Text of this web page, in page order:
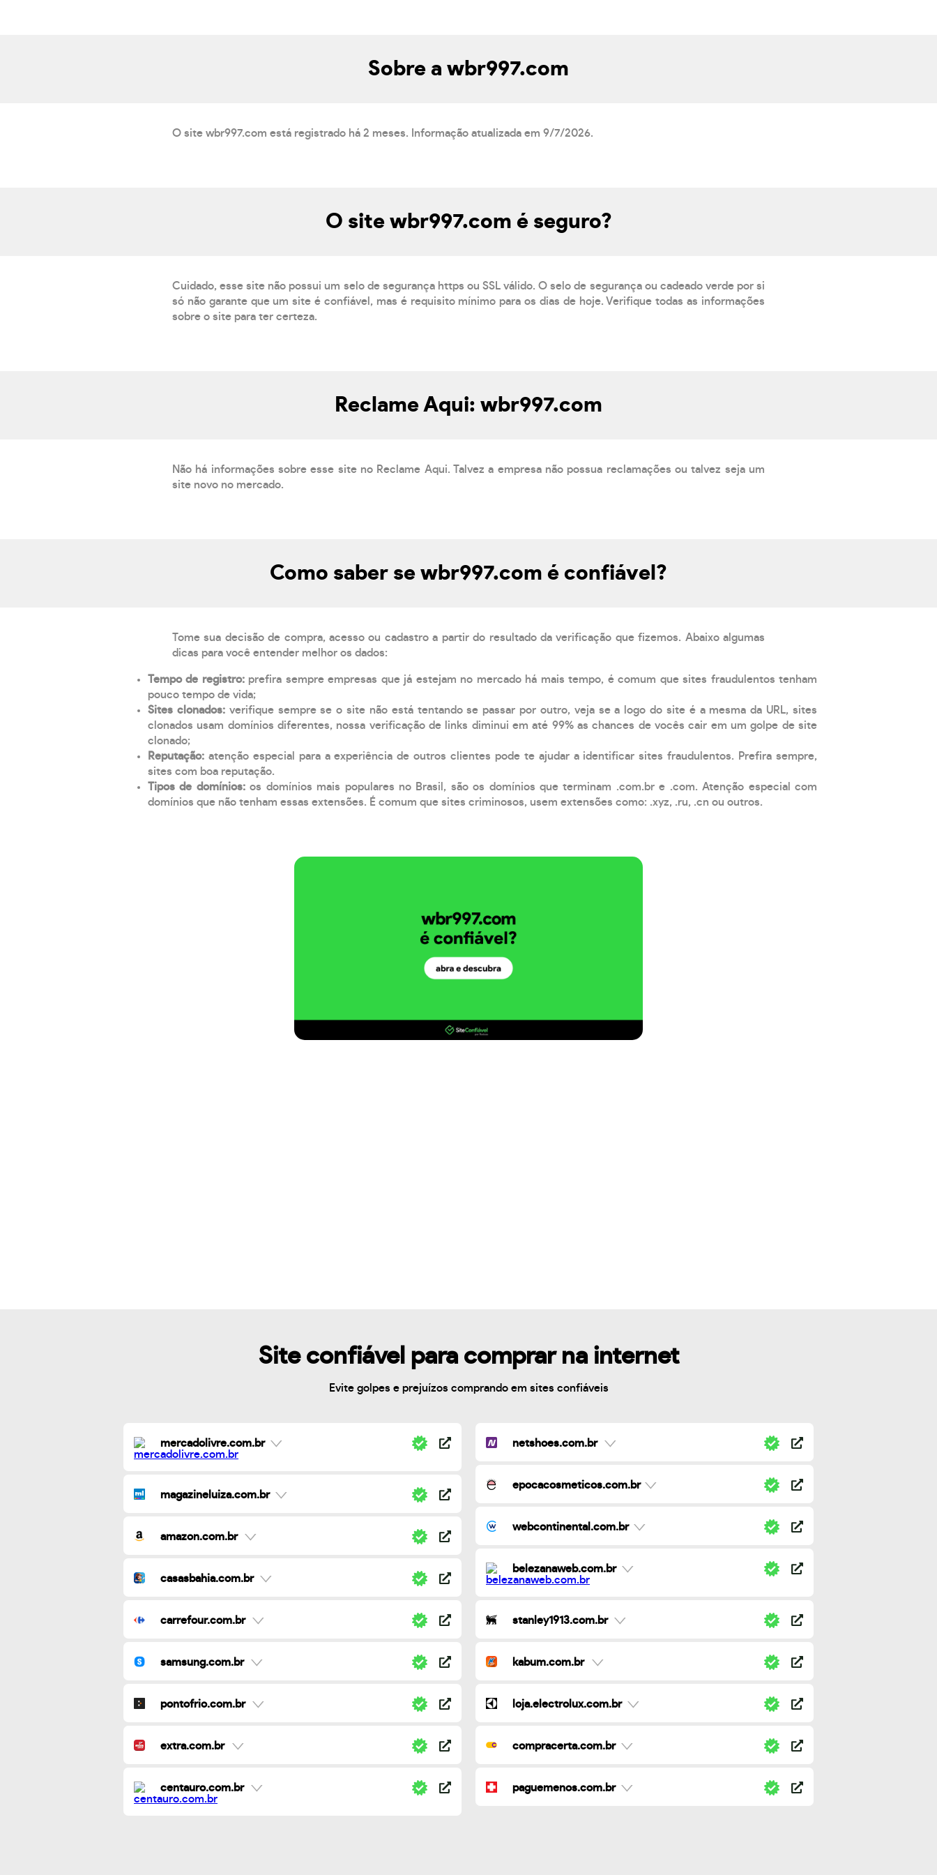
Sobre a wbr997.com
O site wbr997.com está registrado há 2 meses. Informação atualizada em 9/7/2026.
O site wbr997.com é seguro?
Cuidado, esse site não possui um selo de segurança https ou SSL válido. O selo de segurança ou cadeado verde por si
só não garante que um site é confiável, mas é requisito mínimo para os dias de hoje. Verifique todas as informações
sobre o site para ter certeza.
Reclame Aqui: wbr997.com
Não há informações sobre esse site no Reclame Aqui. Talvez a empresa não possua reclamações ou talvez seja um
site novo no mercado.
Como saber se wbr997.com é confiável?
Tome sua decisão de compra, acesso ou cadastro a partir do resultado da verificação que fizemos. Abaixo algumas
dicas para você entender melhor os dados:
Tempo de registro: prefira sempre empresas que já estejam no mercado há mais tempo, é comum que sites fraudulentos tenham
pouco tempo de vida;
Sites clonados: verifique sempre se o site não está tentando se passar por outro, veja se a logo do site é a mesma da URL, sites
clonados usam domínios diferentes, nossa verificação de links diminui em até 99% as chances de vocês cair em um golpe de site
clonado;
Reputação: atenção especial para a experiência de outros clientes pode te ajudar a identificar sites fraudulentos. Prefira sempre,
sites com boa reputação.
Tipos de domínios:os domínios mais populares no Brasil, são os domínios que terminam .com.br e .com. Atenção especial com
domínios que não tenham essas extensões. É comum que sites criminosos, usem extensões como: .xyz, .ru, .cn ou outros.
Site confiável para comprar na internet
Evite golpes e prejuízos comprando em sites confiáveis
mercadolivre.com.br
magazineluiza.com.br
amazon.com.br
casasbahia.com.br
carrefour.com.br
samsung.com.br
pontofrio.com.br
extra.com.br
centauro.com.br
netshoes.com.br
epocacosmeticos.com.br
webcontinental.com.br
belezanaweb.com.br
stanley1913.com.br
kabum.com.br
loja.electrolux.com.br
compracerta.com.br
paguemenos.com.br